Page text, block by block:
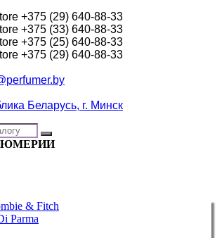
+375 (29) 640-88-33
+375 (33) 640-88-33
+375 (25) 640-88-33
+375 (29) 640-88-33
Беларусь, г. Минск
& Fitch
Parma